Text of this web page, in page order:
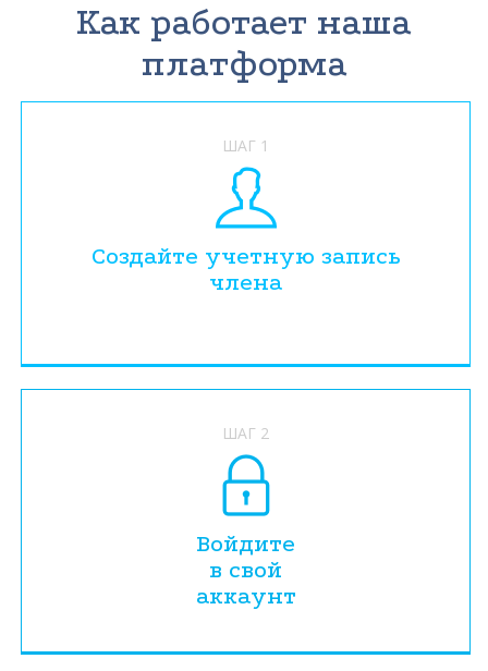
Как работает наша
платформа
ШАГ 1
Создайте учетную запись
члена
ШАГ 2
Войдите
в свой
аккаунт